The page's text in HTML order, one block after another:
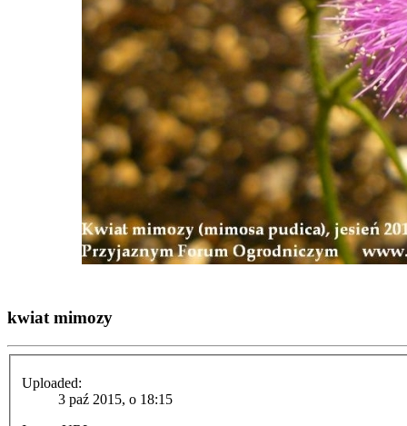
kwiat mimozy
Uploaded:
3 paź 2015, o 18:15